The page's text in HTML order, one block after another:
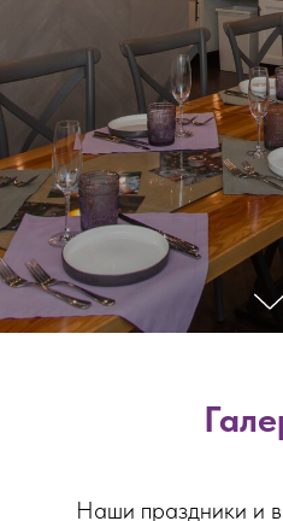
Наши праздники и